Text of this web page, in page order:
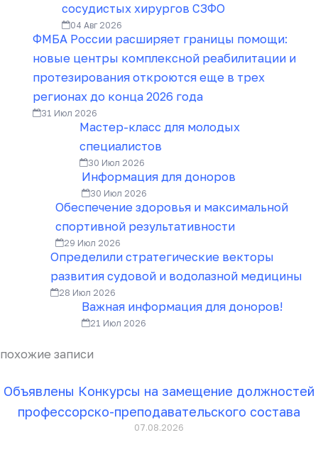
сосудистых хирургов СЗФО
04 Авг 2026
ФМБА России расширяет границы помощи:
новые центры комплексной реабилитации и
протезирования откроются еще в трех
регионах до конца 2026 года
31 Июл 2026
Мастер-класс для молодых
специалистов
30 Июл 2026
Информация для доноров
30 Июл 2026
Обеспечение здоровья и максимальной
спортивной результативности
29 Июл 2026
Определили стратегические векторы
развития судовой и водолазной медицины
28 Июл 2026
Важная информация для доноров!
21 Июл 2026
похожие записи
Объявлены Конкурсы на замещение должностей
профессорско-преподавательского состава
07.08.2026